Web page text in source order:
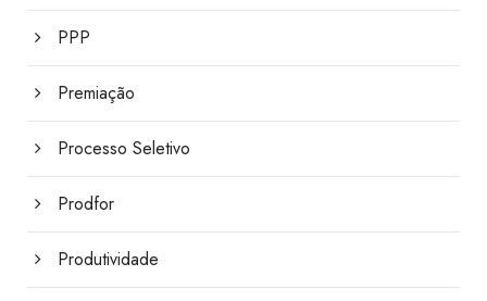
PPP
Premiação
Processo Seletivo
Prodfor
Produtividade